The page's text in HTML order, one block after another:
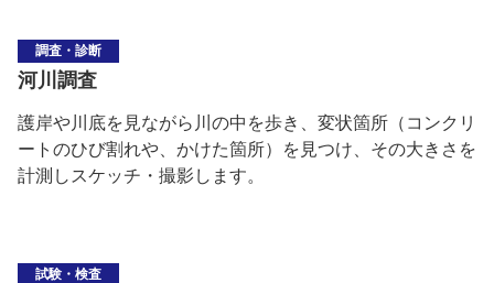
調査・診断
河川調査
護岸や川底を見ながら川の中を歩き、変状箇所（コンクリ
ートのひび割れや、かけた箇所）を見つけ、その大きさを
計測しスケッチ・撮影します。
試験・検査